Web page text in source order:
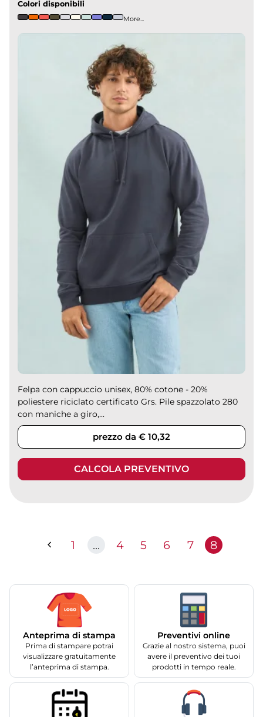
Colori disponibili
More...
Felpa con cappuccio unisex, 80% cotone - 20%
poliestere riciclato certificato Grs. Pile spazzolato 280
con maniche a giro,...
prezzo da € 10,32
CALCOLA PREVENTIVO
1 ... 4 5 6 7 8
Anteprima di stampa
Prima di stampare potrai
visualizzare gratuitamente
l’anteprima di stampa.
Preventivi online
Grazie al nostro sistema, puoi
avere il preventivo dei tuoi
prodotti in tempo reale.